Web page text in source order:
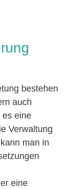
bestehen
auch
es eine
Verwaltung
man in
eine